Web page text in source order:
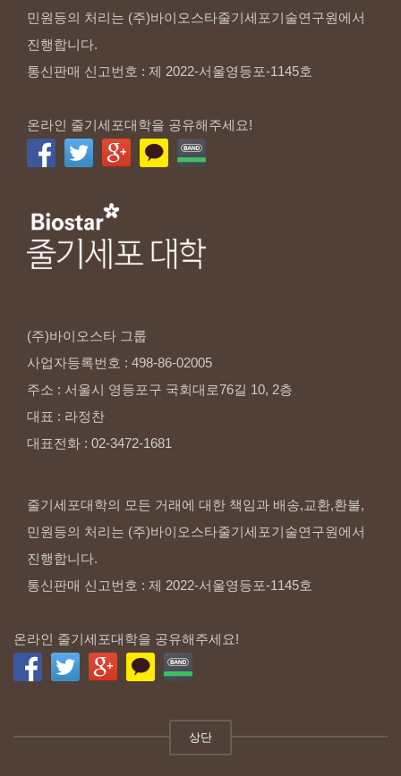
민원등의 처리는 (주)바이오스타줄기세포기술연구원에서
진행합니다.
통신판매 신고번호 : 제 2022-서울영등포-1145호
온라인 줄기세포대학을 공유해주세요!
(주)바이오스타 그룹
사업자등록번호 : 498-86-02005
주소 : 서울시 영등포구 국회대로76길 10, 2층
대표 : 라정찬
대표전화 : 02-3472-1681
줄기세포대학의 모든 거래에 대한 책임과 배송,교환,환불,
민원등의 처리는 (주)바이오스타줄기세포기술연구원에서
진행합니다.
통신판매 신고번호 : 제 2022-서울영등포-1145호
온라인 줄기세포대학을 공유해주세요!
상단